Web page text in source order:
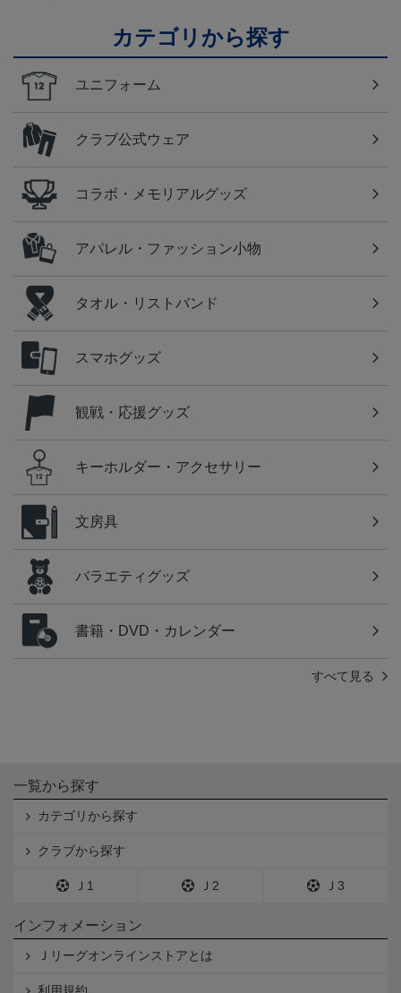
カテゴリから探す
ユニフォーム
クラブ公式ウェア
コラボ・メモリアルグッズ
アパレル・ファッション小物
タオル・リストバンド
スマホグッズ
観戦・応援グッズ
キーホルダー・アクセサリー
文房具
バラエティグッズ
書籍・DVD・カレンダー
すべて見る
一覧から探す
カテゴリから探す
クラブから探す
Ｊ1 Ｊ2 Ｊ3
インフォメーション
Ｊリーグオンラインストアとは